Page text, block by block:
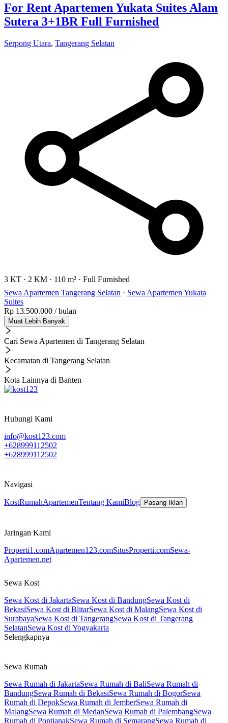
For Rent Apartemen Yukata Suites Alam
Sutera 3+1BR Full Furnished
Serpong Utara, Tangerang Selatan
3 KT · 2 KM · 110 m² · Full Furnished
Sewa Apartemen Tangerang Selatan · Sewa Apartemen Yukata
Suites
Rp 13.500.000 / bulan
Muat Lebih Banyak
Cari Sewa Apartemen di Tangerang Selatan
Kecamatan di Tangerang Selatan
Kota Lainnya di Banten
Hubungi Kami
info@kost123.com
+628999112502
+628999112502
Navigasi
KostRumahApartemenTentang KamiBlog Pasang Iklan
Jaringan Kami
Properti1.comApartemen123.comSitusProperti.comSewa-
Apartemen.net
Sewa Kost
Sewa Kost di JakartaSewa Kost di BandungSewa Kost di
BekasiSewa Kost di BlitarSewa Kost di MalangSewa Kost di
SurabayaSewa Kost di TangerangSewa Kost di Tangerang
SelatanSewa Kost di Yogyakarta
Selengkapnya
Sewa Rumah
Sewa Rumah di JakartaSewa Rumah di BaliSewa Rumah di
BandungSewa Rumah di BekasiSewa Rumah di BogorSewa
Rumah di DepokSewa Rumah di JemberSewa Rumah di
MalangSewa Rumah di MedanSewa Rumah di PalembangSewa
Rumah di PontianakSewa Rumah di SemarangSewa Rumah di